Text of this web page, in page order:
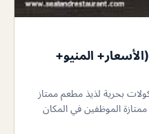
المنيو+
بحرية لذيذ مطعم ممتاز
الموظفين في المكان